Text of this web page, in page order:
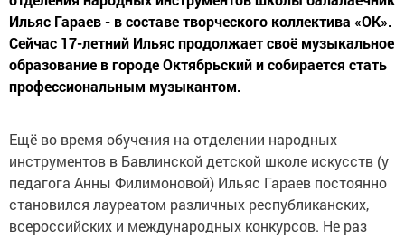
Ильяс Гараев - в составе творческого коллектива «ОК».
Сейчас 17-летний Ильяс продолжает своё музыкальное
образование в городе Октябрьский и собирается стать
профессиональным музыкантом.
Ещё во время обучения на отделении народных
инструментов в Бавлинской детской школе искусств (у
педагога Анны Филимоновой) Ильяс Гараев постоянно
становился лауреатом различных республиканских,
всероссийских и международных конкурсов. Не раз